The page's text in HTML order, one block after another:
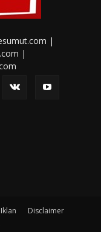
|
|
Iklan
Disclaimer